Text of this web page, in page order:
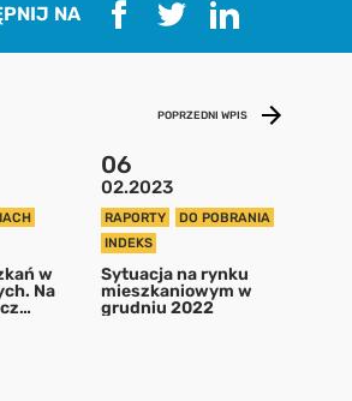
raport
raport podaj swój adres
POBIERZ
o charakterze marketingowym drogą e-
Sp. z o.o. z siedzibą w Warszawie. Mam
NA
w
Na
POPRZEDNI WPIS
06
02.2023
RAPORTY
DO POBRANIA
INDEKS
Sytuacja na rynku
mieszkaniowym w
grudniu 2022